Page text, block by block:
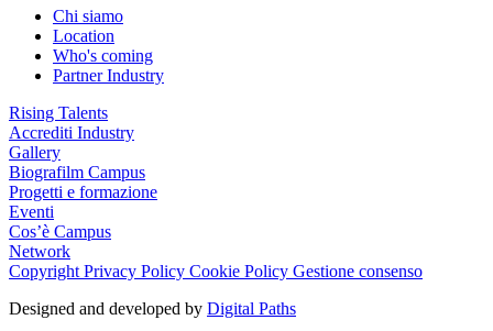
Chi siamo
Location
Who's coming
Partner Industry
Rising Talents
Accrediti Industry
Gallery
Biografilm Campus
Progetti e formazione
Eventi
Cos’è Campus
Network
Copyright Privacy Policy Cookie Policy Gestione consenso
Designed and developed by Digital Paths